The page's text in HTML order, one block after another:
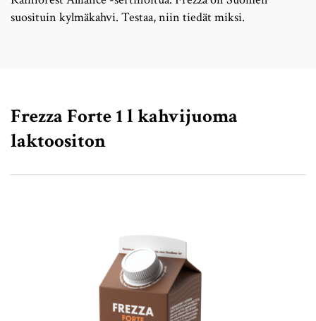
suosituin kylmäkahvi. Testaa, niin tiedät miksi.
Frezza Forte 1 l kahvijuoma
laktoositon